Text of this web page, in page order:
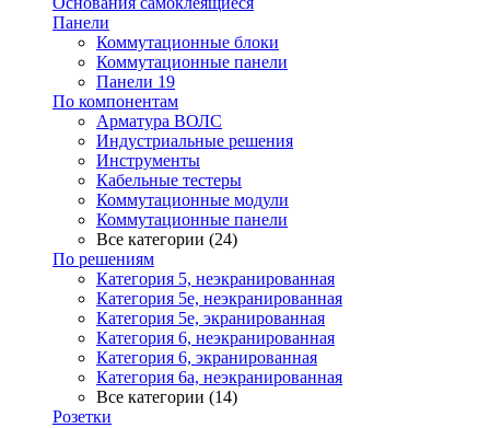
Панели
Коммутационные блоки
Коммутационные панели
Панели 19
По компонентам
Арматура ВОЛС
Индустриальные решения
Инструменты
Кабельные тестеры
Коммутационные модули
Коммутационные панели
Все категории (24)
По решениям
Категория 5, неэкранированная
Категория 5е, неэкранированная
Категория 5е, экранированная
Категория 6, неэкранированная
Категория 6, экранированная
Категория 6а, неэкранированная
Все категории (14)
Розетки